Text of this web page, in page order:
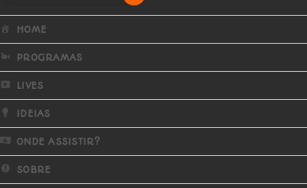
HOME
PROGRAMAS
LIVES
IDEIAS
ONDE ASSISTIR?
SOBRE